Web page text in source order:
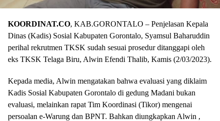
KOORDINAT.CO, KAB.GORONTALO – Penjelasan Kepala
Dinas (Kadis) Sosial Kabupaten Gorontalo, Syamsul Baharuddin
perihal rekrutmen TKSK sudah sesuai prosedur ditanggapi oleh
eks TKSK Telaga Biru, Alwin Efendi Thalib, Kamis (2/03/2023).
Kepada media, Alwin mengatakan bahwa evaluasi yang diklaim
Kadis Sosial Kabupaten Gorontalo di gedung Madani bukan
evaluasi, melainkan rapat Tim Koordinasi (Tikor) mengenai
persoalan e-Warung dan BPNT. Bahkan diungkapkan Alwin ,